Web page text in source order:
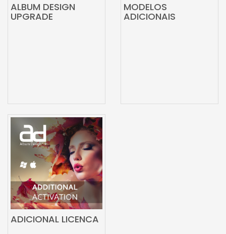
ALBUM DESIGN
UPGRADE
MODELOS
ADICIONAIS
ADICIONAL LICENCA